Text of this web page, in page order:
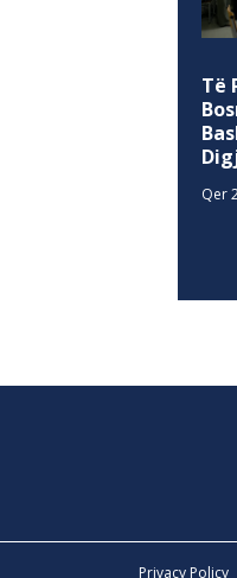
Të
Qer
Privacy Policy